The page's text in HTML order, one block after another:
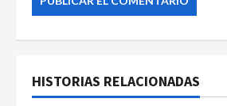
HISTORIAS RELACIONADAS